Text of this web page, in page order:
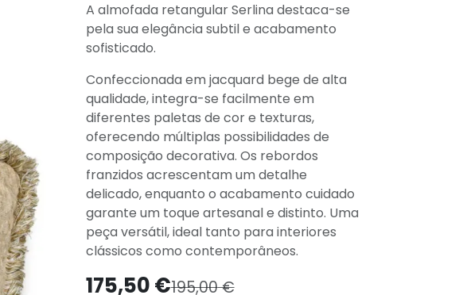
A almofada retangular Serlina destaca-se
pela sua elegância subtil e acabamento
sofisticado.
Confeccionada em jacquard bege de alta
qualidade, integra-se facilmente em
diferentes paletas de cor e texturas,
oferecendo múltiplas possibilidades de
composição decorativa. Os rebordos
franzidos acrescentam um detalhe
delicado, enquanto o acabamento cuidado
garante um toque artesanal e distinto. Uma
peça versátil, ideal tanto para interiores
clássicos como contemporâneos.
175,50€195,00€